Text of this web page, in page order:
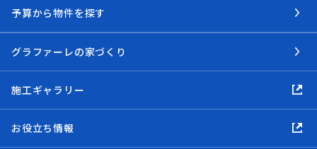
予算から物件を探す
グラファーレの家づくり
施工ギャラリー
お役立ち情報